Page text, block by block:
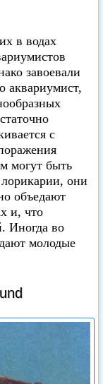
в водах
завоевали
аквариумист,
с
могут быть
они
объедают
и, что
Иногда во
молодые